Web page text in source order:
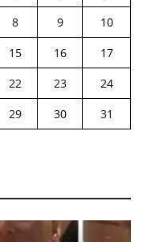
8 9
10
15 16
17
22 23
24
29 30
31